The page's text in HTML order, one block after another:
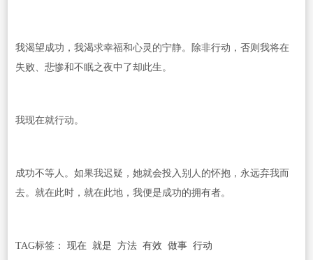
我渴望成功，我渴求幸福和心灵的宁静。除非行动，否则我将在
失败、悲惨和不眠之夜中了却此生。
我现在就行动。
成功不等人。如果我迟疑，她就会投入别人的怀抱，永远弃我而
去。就在此时，就在此地，我便是成功的拥有者。
TAG标签： 现在 就是 方法 有效 做事 行动